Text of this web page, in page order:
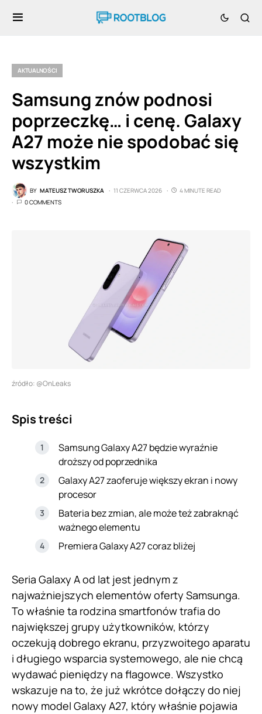
AKTUALNOŚCI
Samsung znów podnosi
poprzeczkę… i cenę. Galaxy
A27 może nie spodobać się
wszystkim
BY MATEUSZ TWORUSZKA 11 CZERWCA 2026
4 MINUTE READ
0 COMMENTS
źródło: @OnLeaks
Spis treści
Samsung Galaxy A27 będzie wyraźnie
droższy od poprzednika
Galaxy A27 zaoferuje większy ekran i nowy
procesor
Bateria bez zmian, ale może też zabraknąć
ważnego elementu
Premiera Galaxy A27 coraz bliżej
Seria Galaxy A od lat jest jednym z
najważniejszych elementów oferty Samsunga.
To właśnie ta rodzina smartfonów trafia do
największej grupy użytkowników, którzy
oczekują dobrego ekranu, przyzwoitego aparatu
i długiego wsparcia systemowego, ale nie chcą
wydawać pieniędzy na flagowce. Wszystko
wskazuje na to, że już wkrótce dołączy do niej
nowy model Galaxy A27, który właśnie pojawia